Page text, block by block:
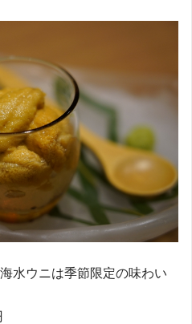
水ウニは季節限定の味わい